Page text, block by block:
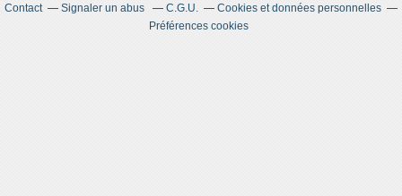
Contact
Signaler un abus C.G.U.
Cookies et données personnelles
Préférences cookies